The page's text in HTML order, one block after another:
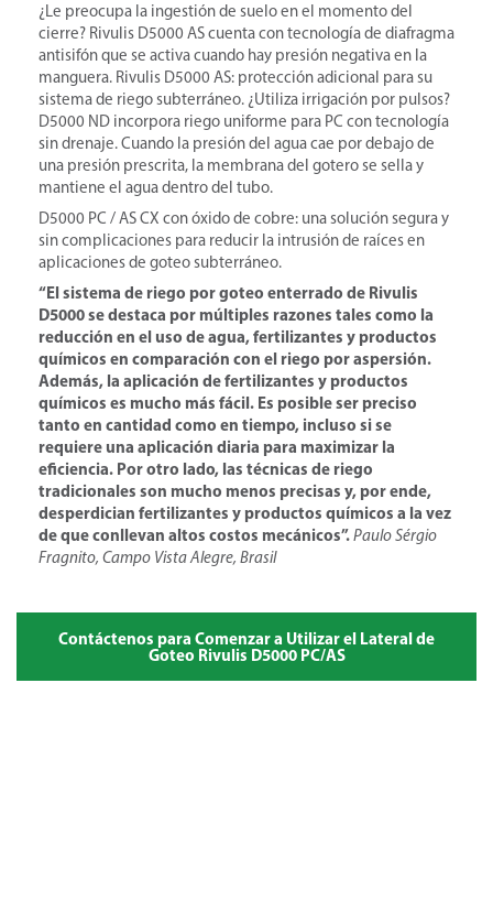
¿Le preocupa la ingestión de suelo en el momento del
cierre? Rivulis D5000 AS cuenta con tecnología de diafragma
antisifón que se activa cuando hay presión negativa en la
manguera. Rivulis D5000 AS: protección adicional para su
sistema de riego subterráneo. ¿Utiliza irrigación por pulsos?
D5000 ND incorpora riego uniforme para PC con tecnología
sin drenaje. Cuando la presión del agua cae por debajo de
una presión prescrita, la membrana del gotero se sella y
mantiene el agua dentro del tubo.
D5000 PC / AS CX con óxido de cobre: una solución segura y
sin complicaciones para reducir la intrusión de raíces en
aplicaciones de goteo subterráneo.
“El sistema de riego por goteo enterrado de Rivulis
D5000 se destaca por múltiples razones tales como la
reducción en el uso de agua, fertilizantes y productos
químicos en comparación con el riego por aspersión.
Además, la aplicación de fertilizantes y productos
químicos es mucho más fácil. Es posible ser preciso
tanto en cantidad como en tiempo, incluso si se
requiere una aplicación diaria para maximizar la
eficiencia. Por otro lado, las técnicas de riego
tradicionales son mucho menos precisas y, por ende,
desperdician fertilizantes y productos químicos a la vez
de que conllevan altos costos mecánicos”.Paulo Sérgio
Fragnito, Campo Vista Alegre, Brasil
Contáctenos para Comenzar a Utilizar el Lateral de
Goteo Rivulis D5000 PC/AS